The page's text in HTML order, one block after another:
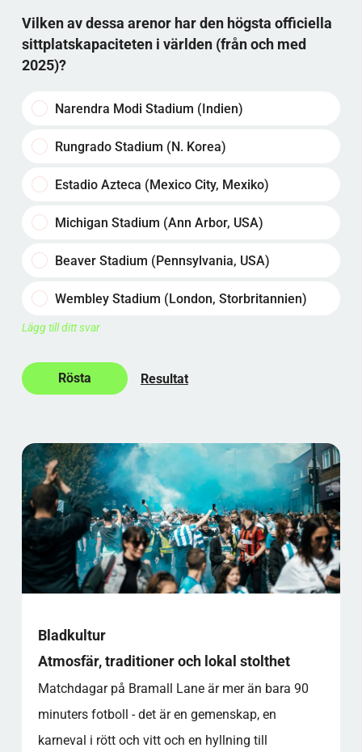
Vilken av dessa arenor har den högsta officiella
sittplatskapaciteten i världen (från och med
2025)?
Narendra Modi Stadium (Indien)
Rungrado Stadium (N. Korea)
Estadio Azteca (Mexico City, Mexiko)
Michigan Stadium (Ann Arbor, USA)
Beaver Stadium (Pennsylvania, USA)
Wembley Stadium (London, Storbritannien)
Lägg till ditt svar
Resultat
Bladkultur
Atmosfär, traditioner och lokal stolthet
Matchdagar på Bramall Lane är mer än bara 90
minuters fotboll - det är en gemenskap, en
karneval i rött och vitt och en hyllning till